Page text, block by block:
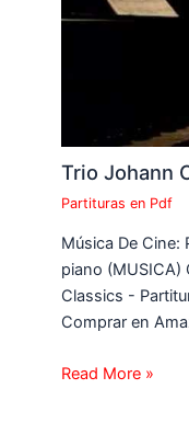
Trio Johann
Partituras en Pdf
Música De Cine:
piano (MUSICA)
Classics -
Comprar en
Read More »